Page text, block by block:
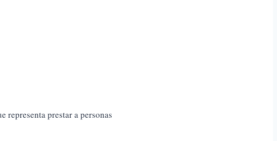
representa prestar a personas